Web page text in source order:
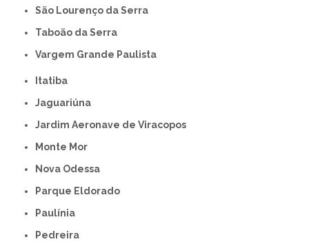
São Lourenço da Serra
Taboão da Serra
Vargem Grande Paulista
Itatiba
Jaguariúna
Jardim Aeronave de Viracopos
Monte Mor
Nova Odessa
Parque Eldorado
Paulínia
Pedreira